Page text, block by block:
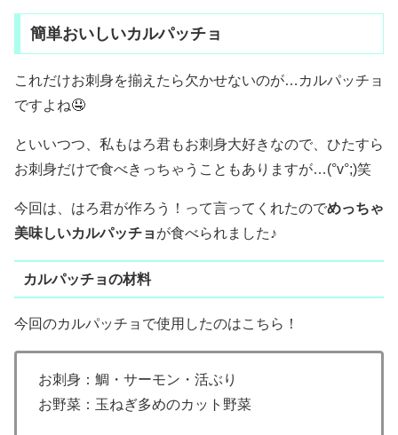
簡単おいしいカルパッチョ
これだけお刺身を揃えたら欠かせないのが…カルパッチョ
ですよね🤤
といいつつ、私もはろ君もお刺身大好きなので、ひたすら
お刺身だけで食べきっちゃうこともありますが…(°v°;)笑
今回は、はろ君が作ろう！って言ってくれたのでめっちゃ
美味しいカルパッチョ が食べられました♪
カルパッチョの材料
今回のカルパッチョで使用したのはこちら！
お刺身：鯛・サーモン・活ぶり
お野菜：玉ねぎ多めのカット野菜